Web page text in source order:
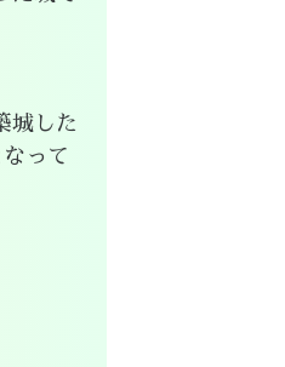
城した
って